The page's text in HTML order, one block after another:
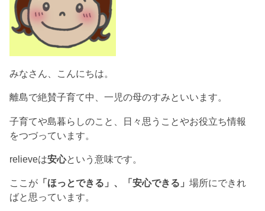
みなさん、こんにちは。
離島で絶賛子育て中、一児の母のすみといいます。
子育てや島暮らしのこと、日々思うことやお役立ち情報
をつづっています。
relieveは安心という意味です。
ここが 「ほっとできる」、「安心できる」場所にできれ
ばと思っています。